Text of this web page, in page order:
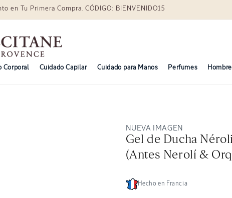
en Tu Primera Compra. CÓDIGO: BIENVENIDO15
Corporal Cuidado Capilar Cuidado para Manos Perfumes Hombre
NUEVA IMAGEN
Gel de Ducha
(Antes Nerolí &
Hecho en Francia